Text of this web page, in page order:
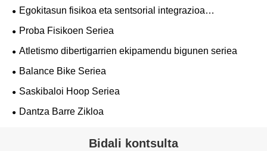
Egokitasun fisikoa eta sentsorial integrazioa
Ekipamendu txikia
Proba Fisikoen Seriea
Atletismo dibertigarrien ekipamendu bigunen seriea
Balance Bike Seriea
Saskibaloi Hoop Seriea
Dantza Barre Zikloa
Bidali kontsulta